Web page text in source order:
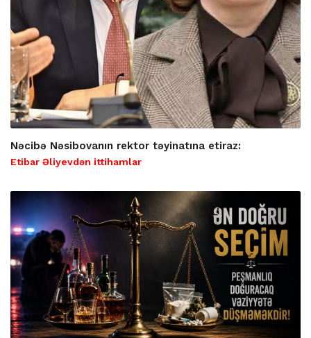
Nəcibə Nəsibovanın rektor təyinatına etiraz:
Etibar Əliyevdən ittihamlar